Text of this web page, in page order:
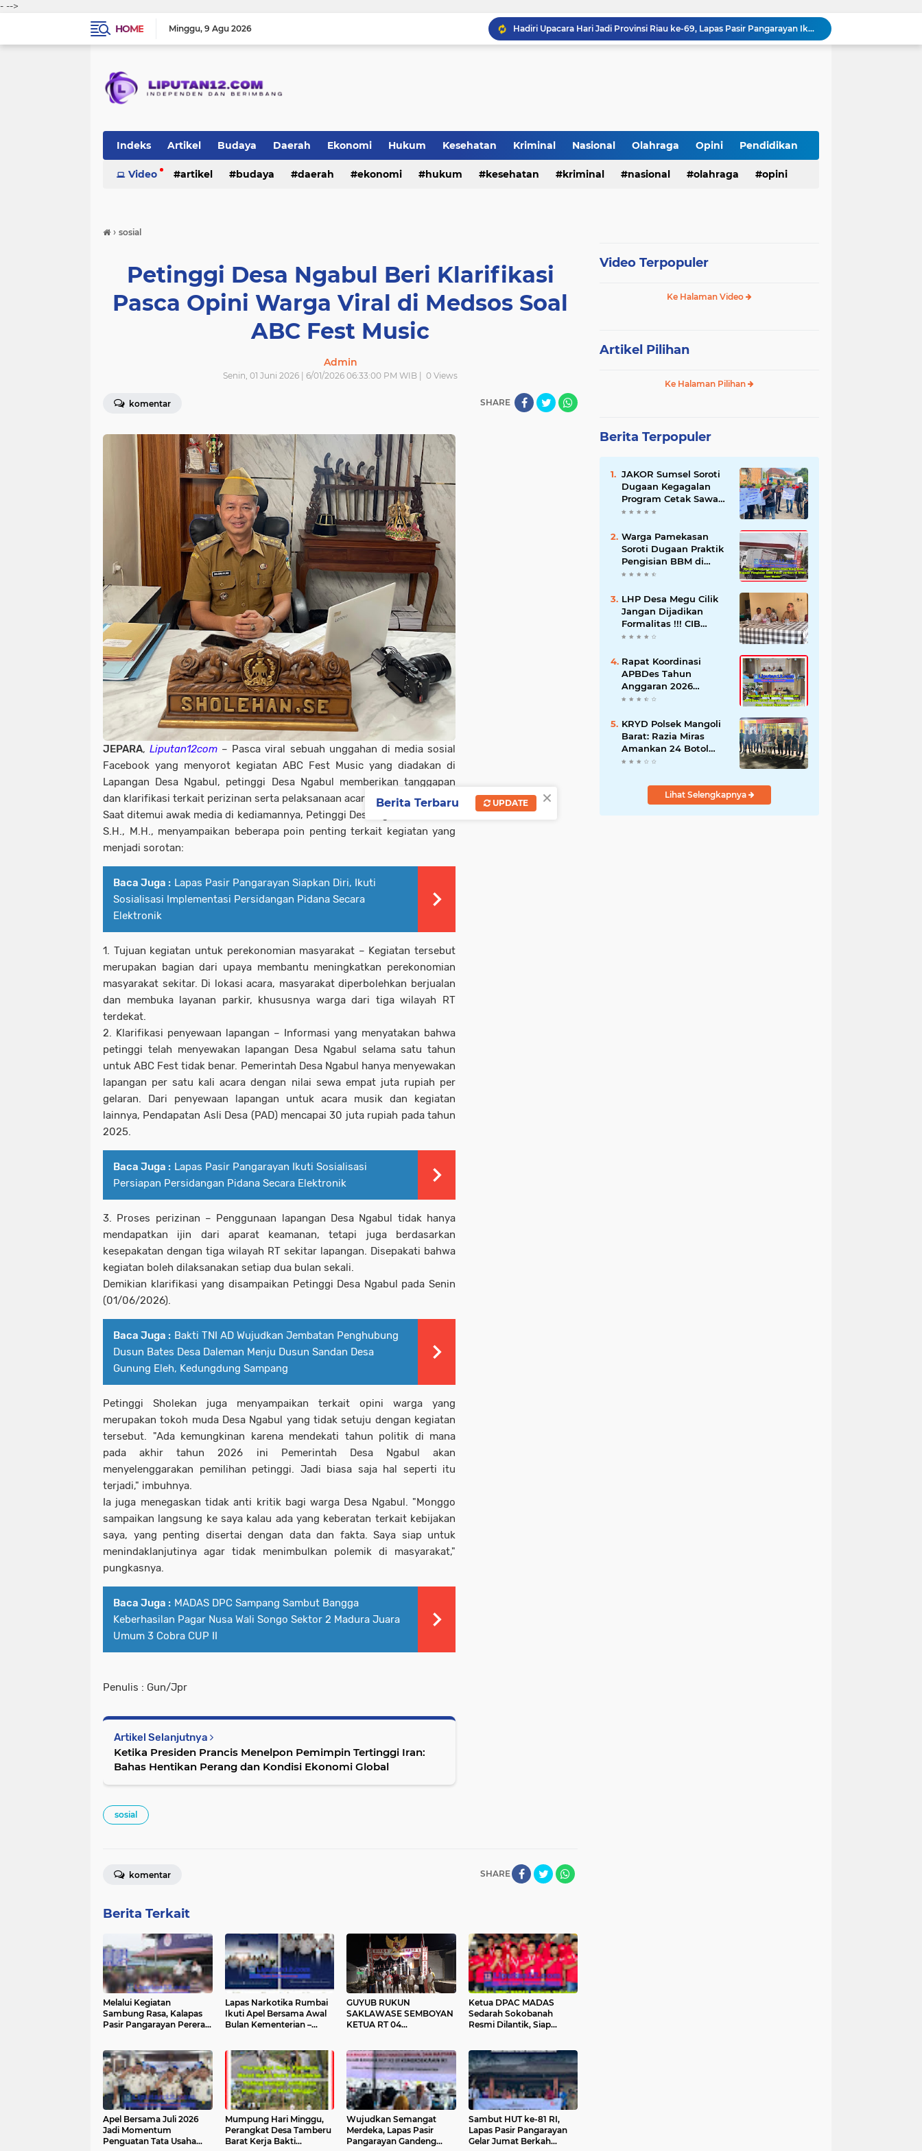
- -->
HOME
Minggu 9 Agu 2026
Hadiri Upacara Hari Jadi Provinsi Riau ke-69, Lapas Pasir Pangarayan Ikut Semarakkan Peringatan Tingkat Kabupaten Rokan Hulu
Sengkarut Antrean BBM di Madura, KJJT Pamekasan Soroti Distribusi Pertamina dan Desak Pemberantasan Mafia Migas
Warga Kelurahan Aur Kuning Payakumbuh Krisis Air Bersih, Distribusi PDAM Sering Mati Total.
Indeks Artikel Budaya Daerah Ekonomi Hukum Kesehatan Kriminal Nasional Olahraga Opini Pendidikan
Peristiwa Politik TNI-Polri sosial
Video artikel budaya daerah ekonomi hukum kesehatan kriminal nasional olahraga opini
› sosial
Petinggi Desa Ngabul Beri Klarifikasi
Pasca Opini Warga Viral di Medsos Soal
ABC Fest Music
Admin
Senin, 01 Juni 2026 | 6/01/2026 06:33:00 PM WIB | 0 Views
komentar SHARE
JEPARA,Liputan12com – Pasca viral sebuah unggahan di media sosial
Facebook yang menyorot kegiatan ABC Fest Music yang diadakan di
Lapangan Desa Ngabul, petinggi Desa Ngabul memberikan tanggapan
dan klarifikasi terkait perizinan serta pelaksanaan acara tersebut.
Saat ditemui awak media di kediamannya, Petinggi Desa Ngabul Sholekan
S.H., M.H., menyampaikan beberapa poin penting terkait kegiatan yang
menjadi sorotan:
Baca Juga : Lapas Pasir Pangarayan Siapkan Diri, Ikuti
Sosialisasi Implementasi Persidangan Pidana Secara
Elektronik
1. Tujuan kegiatan untuk perekonomian masyarakat – Kegiatan tersebut
merupakan bagian dari upaya membantu meningkatkan perekonomian
masyarakat sekitar. Di lokasi acara, masyarakat diperbolehkan berjualan
dan membuka layanan parkir, khususnya warga dari tiga wilayah RT
terdekat.
2. Klarifikasi penyewaan lapangan – Informasi yang menyatakan bahwa
petinggi telah menyewakan lapangan Desa Ngabul selama satu tahun
untuk ABC Fest tidak benar. Pemerintah Desa Ngabul hanya menyewakan
lapangan per satu kali acara dengan nilai sewa empat juta rupiah per
gelaran. Dari penyewaan lapangan untuk acara musik dan kegiatan
lainnya, Pendapatan Asli Desa (PAD) mencapai 30 juta rupiah pada tahun
2025.
Baca Juga : Lapas Pasir Pangarayan Ikuti Sosialisasi
Persiapan Persidangan Pidana Secara Elektronik
3. Proses perizinan – Penggunaan lapangan Desa Ngabul tidak hanya
mendapatkan ijin dari aparat keamanan, tetapi juga berdasarkan
kesepakatan dengan tiga wilayah RT sekitar lapangan. Disepakati bahwa
kegiatan boleh dilaksanakan setiap dua bulan sekali.
Demikian klarifikasi yang disampaikan Petinggi Desa Ngabul pada Senin
(01/06/2026).
Baca Juga : Bakti TNI AD Wujudkan Jembatan Penghubung
Dusun Bates Desa Daleman Menju Dusun Sandan Desa
Gunung Eleh, Kedungdung Sampang
Petinggi Sholekan juga menyampaikan terkait opini warga yang
merupakan tokoh muda Desa Ngabul yang tidak setuju dengan kegiatan
tersebut. "Ada kemungkinan karena mendekati tahun politik di mana
pada akhir tahun 2026 ini Pemerintah Desa Ngabul akan
menyelenggarakan pemilihan petinggi. Jadi biasa saja hal seperti itu
terjadi," imbuhnya.
Ia juga menegaskan tidak anti kritik bagi warga Desa Ngabul. "Monggo
sampaikan langsung ke saya kalau ada yang keberatan terkait kebijakan
saya, yang penting disertai dengan data dan fakta. Saya siap untuk
menindaklanjutinya agar tidak menimbulkan polemik di masyarakat,"
pungkasnya.
Baca Juga : MADAS DPC Sampang Sambut Bangga
Keberhasilan Pagar Nusa Wali Songo Sektor 2 Madura Juara
Umum 3 Cobra CUP II
Penulis : Gun/Jpr
Artikel Selanjutnya
Ketika Presiden Prancis Menelpon Pemimpin Tertinggi Iran:
Bahas Hentikan Perang dan Kondisi Ekonomi Global
sosial
SHARE
komentar
Berita Terkait
Melalui Kegiatan
Sambung Rasa, Kalapas
Pasir Pangarayan Pererat
Penipuan Online dan
Narkoba
Lapas Narkotika Rumbai
Ikuti Apel Bersama Awal
Bulan Kementerian –
Pelayanan
GUYUB RUKUN
SAKLAWASE SEMBOYAN
KETUA RT 04
UNTUK MEMBANGKIT
KAN SEMANGAT WARGA
NYA
Ketua DPAC MADAS
Sedarah Sokobanah
Resmi Dilantik, Siap
Berdampak bagi
Masyarakat
Apel Bersama Juli 2026
Jadi Momentum
Penguatan Tata Usaha
Mumpung Hari Minggu,
Perangkat Desa Tamberu
Barat Kerja Bakti
Wujudkan Semangat
Merdeka, Lapas Pasir
Pangarayan Gandeng
Sambut HUT ke-81 RI,
Lapas Pasir Pangarayan
Gelar Jumat Berkah
Video Terpopuler
Ke Halaman Video
Artikel Pilihan
Ke Halaman Pilihan
Berita Terpopuler
JAKOR Sumsel Soroti
Dugaan Kegagalan
Program Cetak Sawah
Rp105 Miliar di Ogan
Pertanian Mundur
Warga Pamekasan
Soroti Dugaan Praktik
Pengisian BBM di
SPBU Cem Manis,
Pengawasan
LHP Desa Megu Cilik
Jangan Dijadikan
Formalitas !!! CIB
Desak Inspektorat
dan Hentikan Dugaan
Permainan Oknum
Rapat Koordinasi
APBDes Tahun
Anggaran 2026
Semester II,
Sokobanah Libatkan 12
Desa
KRYD Polsek Mangoli
Barat: Razia Miras
Amankan 24 Botol
Cap Tikus
Lihat Selengkapnya
×
Berita Terbaru UPDATE